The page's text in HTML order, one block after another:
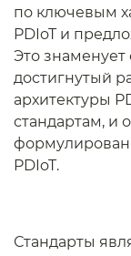
по ключевым
PDIoT и
Это знаменует
достигнутый
архитектуры
стандартам, и
PDIoT.
Стандарты